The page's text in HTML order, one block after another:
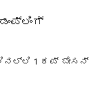
1 ಕಪ್ ಬೇಸನ್